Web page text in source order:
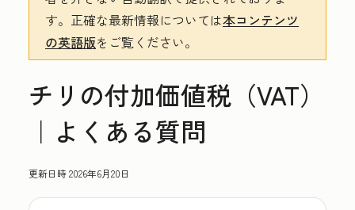
す。 正確な最新情報については本コンテンツ
の英語版をご覧ください。
チリの付加価値税（VAT）
｜よくある質問
更新日時2026年6月20日